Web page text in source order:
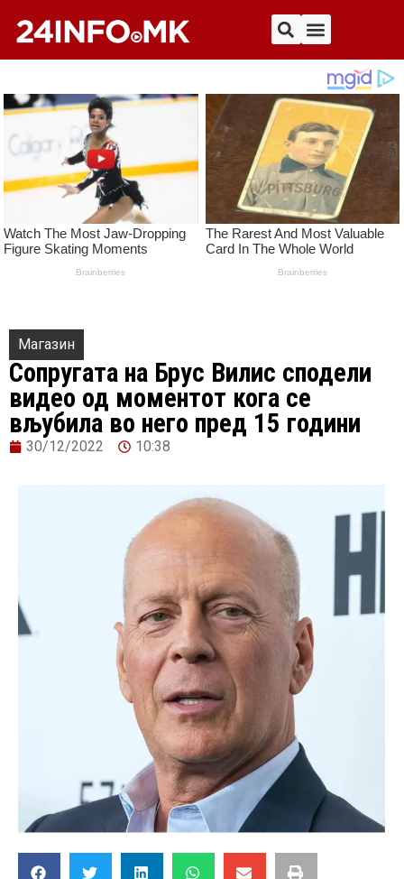
Магазин
Сопругата на Брус Вилис сподели
видео од моментот кога се
вљубила во него пред 15 години
30/12/2022 10:38